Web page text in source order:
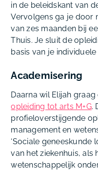
in de beleidskant van
Vervolgens ga je door
van zes maanden bij
Thuis. Je sluit de
basis van je
Academisering
Daarna wil Elijah
opleiding tot arts M+G.
profieloverstijgende
management en
‘Sociale
van het ziekenhuis, als
wetenschappelijk